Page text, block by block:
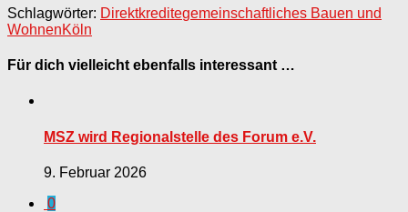
Schlagwörter: Direktkreditegemeinschaftliches Bauen und
WohnenKöln
Für dich vielleicht ebenfalls interessant …
MSZ wird Regionalstelle des Forum e.V.
9. Februar 2026
0